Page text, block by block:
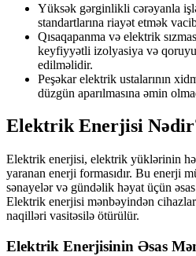
Yüksək gərginlikli cərəyanla
standartlarına riayət etmək
Qısaqapanma və elektrik
keyfiyyətli izolyasiya və
edilməlidir.
Peşəkar elektrik ustalarının
düzgün aparılmasına əmin
Elektrik Enerjisi
Elektrik enerjisi, elektrik yüklərinin
yaranan enerji formasıdır. Bu enerji
sənayelər və gündəlik həyat üçün
Elektrik enerjisi mənbəyindən
naqilləri vasitəsilə ötürülür.
Elektrik Enerjisinin Əsas